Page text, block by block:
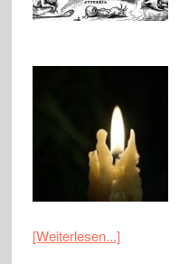
[Weiterlesen...]